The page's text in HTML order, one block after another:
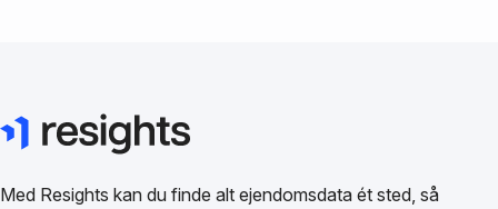
Med Resights kan du finde alt ejendomsdata ét sted, så